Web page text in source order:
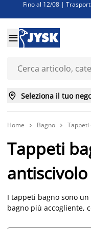
Fino al 12/08 |
Super offerte
Finanziamenti -

 Seleziona il tuo
Home  Bagno  Tappeti
Tappeti
antiscivolo
I tappeti bagno sono
bagno più accogliente,